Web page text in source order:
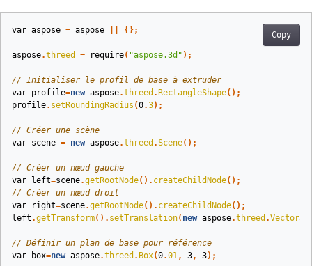
Copy
var aspose = aspose {};
aspose.threed = require( "aspose.3d" );
// Initialiser le profil de base à extruder
var profile=new aspose.threed . RectangleShape();
profile. setRoundingRadius (0.3);
// Créer une scène
var scene = new aspose.threed .Scene();
// Créer un nœud gauche
var
left=scene.getRootNode(). createChildNode();
// Créer un nœud droit
var
right=scene.getRootNode(). createChildNode();
left .getTransform(). setTranslation( new aspose.threed .Vector3
// Définir un plan de base pour référence
var
box=new aspose.threed . Box(0.01, 3, 3);